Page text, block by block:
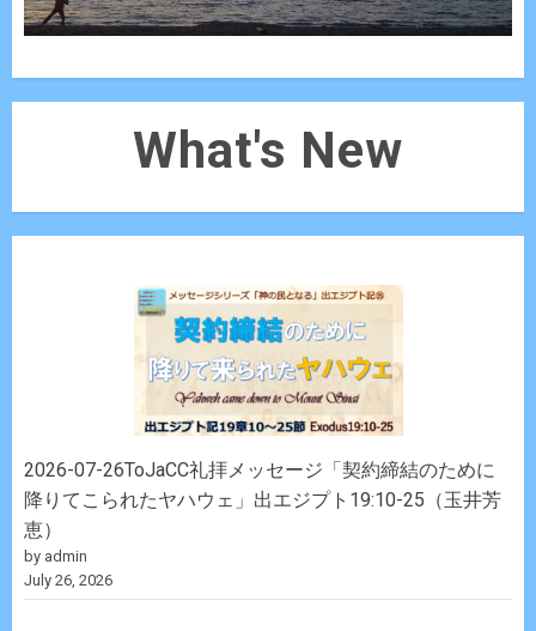
What's New
2026-07-26ToJaCC礼拝メッセージ「契約締結のために
降りてこられたヤハウェ」出エジプト19:10-25（玉井芳
恵）
by admin
July 26, 2026